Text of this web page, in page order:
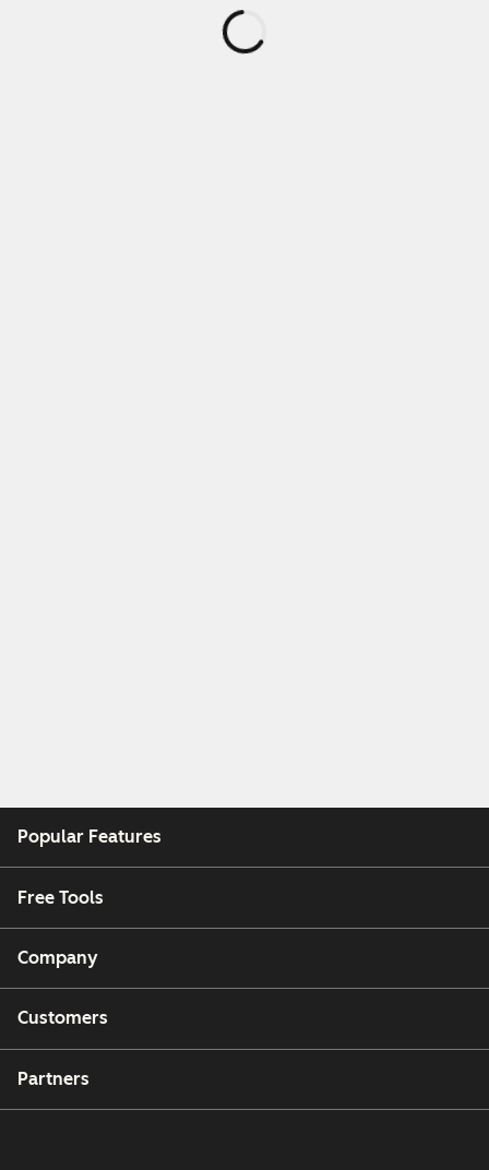
드
Popular Features
Free Tools
Company
Customers
Partners